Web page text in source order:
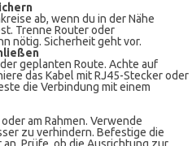
ab, wenn du in der Nähe
Trenne Router oder
nötig. Sicherheit geht vor.
geplanten Route. Achte auf
das Kabel mit RJ45-Stecker oder
die Verbindung mit einem
am Rahmen. Verwende
zu verhindern. Befestige die